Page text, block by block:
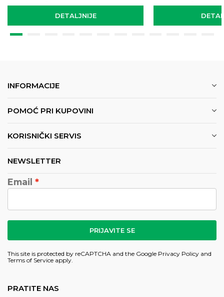
DETALJNIJE
INFORMACIJE
POMOĆ PRI KUPOVINI
KORISNIČKI SERVIS
NEWSLETTER
Email
PRIJAVITE SE
This site is protected by reCAPTCHA and the Google Privacy Policy and
Terms of Service apply.
PRATITE NAS